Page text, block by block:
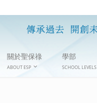
關於聖保祿
ABOUT ESP
學部
SCHOOL LEVELS